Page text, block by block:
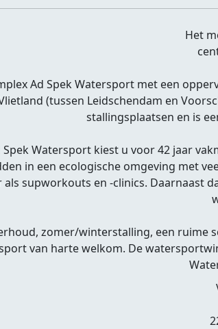
Het
Ad Spek Watersport met een
(tussen Leidschendam en
stallingsplaatsen en is
Spek Watersport kiest u voor 42 jaar
in een ecologische omgeving met
supworkouts en -clinics. Daarnaast
zomer/winterstalling, een ruime
van harte welkom. De